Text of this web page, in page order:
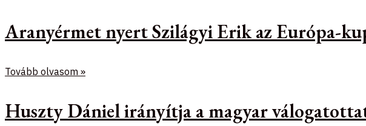
Aranyérmet nyert Szilágyi Erik az Európa-
Tovább olvasom »
Huszty Dániel irányítja a magyar